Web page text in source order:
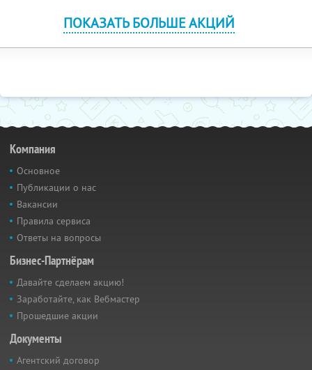
ПОКАЗАТЬ БОЛЬШЕ АКЦИЙ
Компания
Основное
Публикации о нас
Вакансии
Правила сервиса
Ответы на вопросы
Бизнес-Партнёрам
Давайте сделаем акцию!
Заработайте, как Вебмастер
Прошедшие акции
Документы
Агентский договор